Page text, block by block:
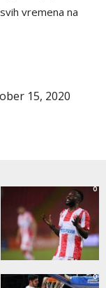
vremena na
15, 2020
0
0